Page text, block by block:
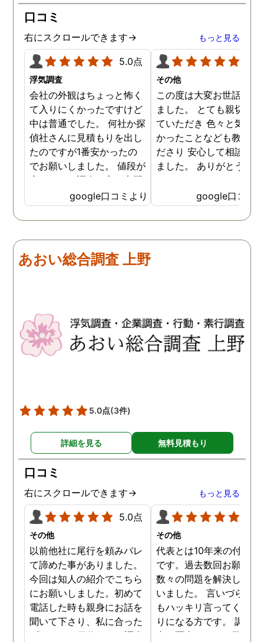
ドバイスを頂き繋いで下さ
った事、本当に感謝してい
ます。
口コミ
右にスクロールできます→ もっと見る
5.0点
浮気調査
会社の外観はちょっと怖く
て入りにくかったですけど
中は普通でした。 何社か探
偵社さんに見積もりを出し
たのですが1番安かったの
でお願いしました。 値段が
安いので、調査の方が心配
でしたがしっかり浮気の証
拠を押さえて頂けました。
ありがとう御座いました。
探偵に頼む事のない人生を
歩みますね(笑)
google口コミより
その他
この度は大変お世話にな
ました。 とても親切に
ていただき 色々と気付
かったことなども教えて
ださり 安心して相談が
ました。 ありがとうご
google口コミ
あおい総合調査 上野
5.0点(3件)
詳細を見る 無料見積もり
口コミ
右にスクロールできます→ もっと見る
5.0点
その他
以前他社に尾行を頼みバレ
て諦めた事がありました。
今回は知人の紹介でこちら
にお願いしました。初めて
電話した時も親身にお話を
聞いて下さり、私に合った
プランで15日位かけて調査
その他
代表とは10年来の付き合
です。過去数回お願いし
数々の問題を解決しても
いました。 言いづらい
もハッキリ言ってくれて
りになる方です。 調査
書の写真もいつも驚かさ